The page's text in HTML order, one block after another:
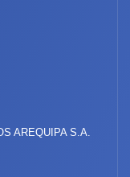
AREQUIPA S.A.